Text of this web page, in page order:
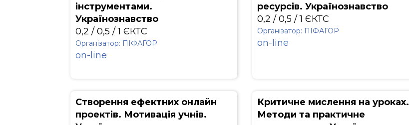
інструментами.
Українознавство
0,2 / 0,5 / 1 ЄКТС
Організатор: ПІФАГОР
on-line
ресурсів. Українознавство
0,2 / 0,5 / 1 ЄКТС
Організатор: ПІФАГОР
on-line
Створення ефектних онлайн
проектів. Мотивація учнів.
Критичне мислення на уроках.
Методи та практичне